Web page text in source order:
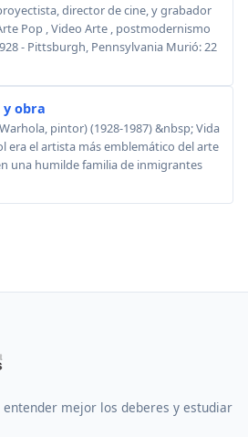
director de cine, y grabador
Pop , Video Arte , postmodernismo
- Pittsburgh, Pennsylvania Murió: 22
y obra
pintor) (1928-1987) &nbsp; Vida
era el artista más emblemático del arte
una humilde familia de inmigrantes
entender mejor los deberes y estudiar